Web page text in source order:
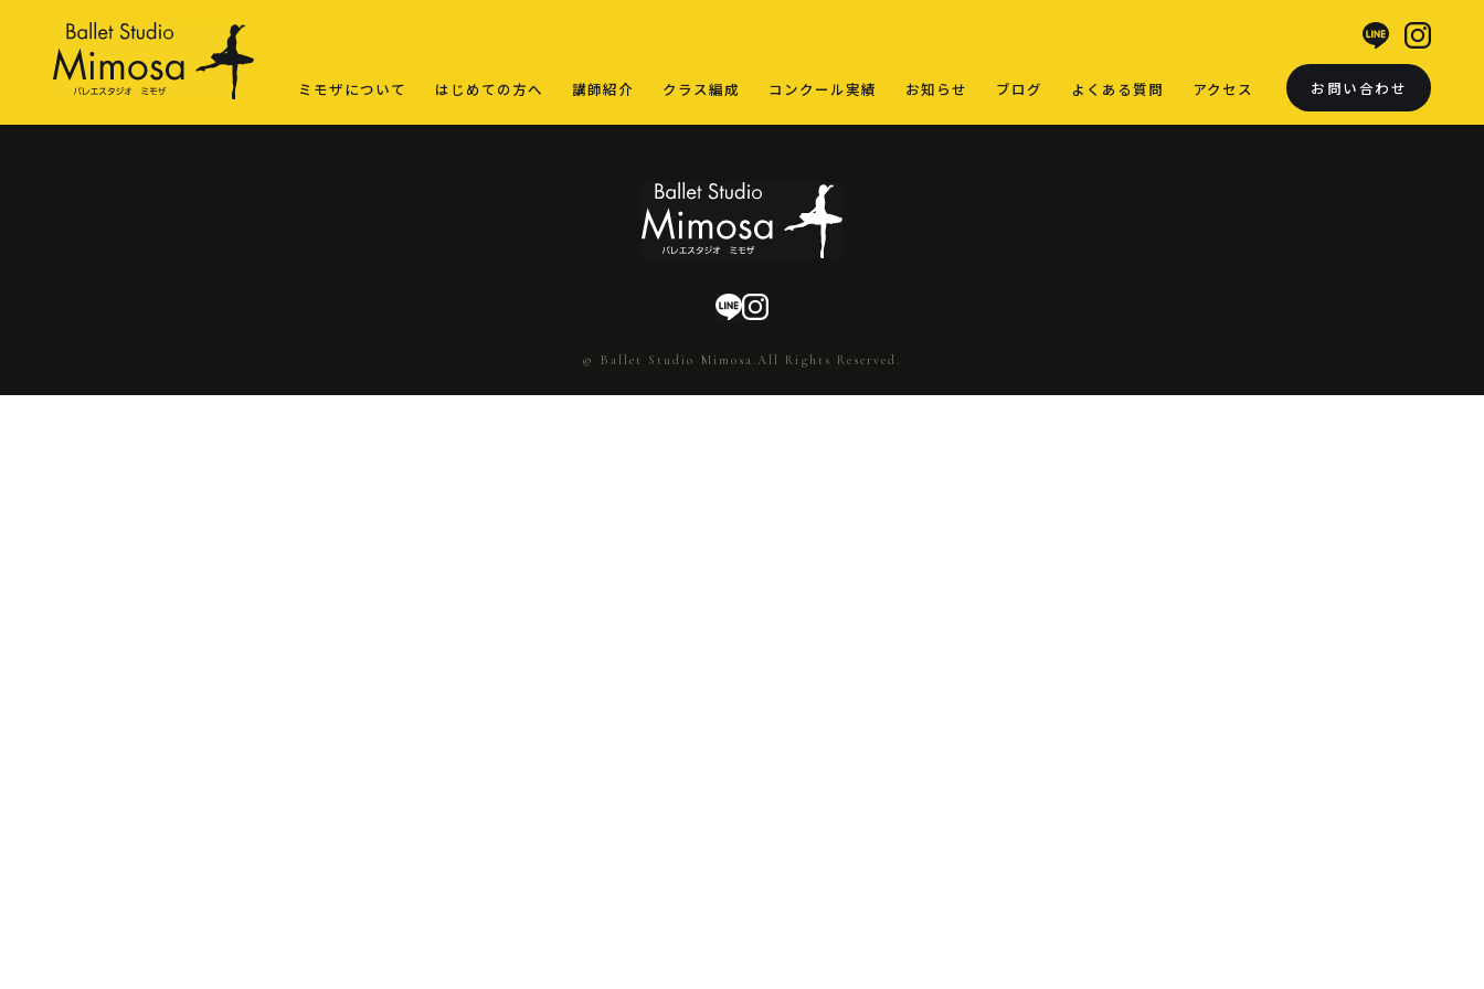
ミモザについて はじめての方へ 講師紹介 クラス編成 コンクール実績 お知らせ ブログ よくある質問 アクセス お問い合わせ
© Ballet Studio Mimosa.All Rights Reserved.